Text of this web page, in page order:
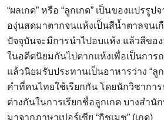
“ผลเกด” หรือ “ลูกเกด” เป็นของแปรรูป
องุ่นสดมาตากจนแห้งเป็นสีน้ำตาลจนเ
ปัจจุบันจะมีการนำไปอบแห้ง แล้วสีของ
ในอดีตนิยมกันไปตากแห้งเพื่อเป็นกา
แล้วนิยมรับประทานเป็นอาหารว่าง “ลูก
คำที่คนไทยใช้เรียกกัน โดยนักวิชากา
ต่างกันในการเรียกชื่อลูกเกด บางสำนั
มาจากภาษาเปอร์เซีย “กิชเมช” (เกด)